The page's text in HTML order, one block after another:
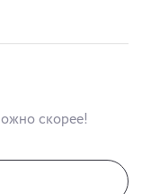
скорее!